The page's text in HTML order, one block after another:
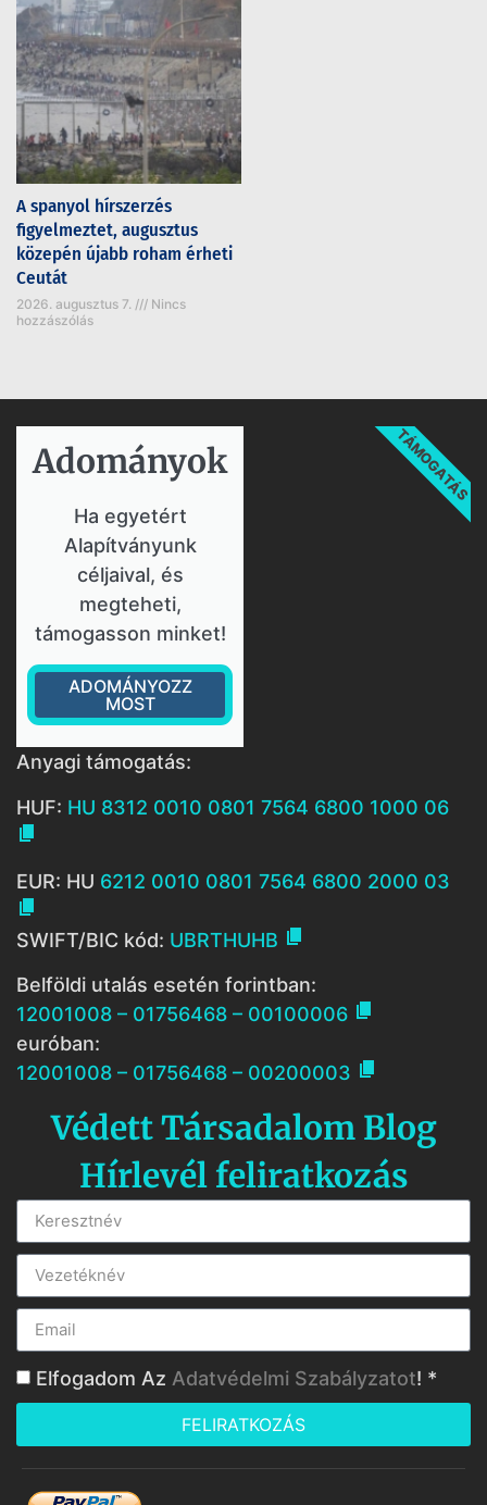
A spanyol hírszerzés
figyelmeztet, augusztus
közepén újabb roham érheti
Ceutát
2026. augusztus 7.
Nincs
hozzászólás
Adományok​
Ha egyetért
Alapítványunk
céljaival, és
megteheti,
támogasson minket!
ADOMÁNYOZZ
MOST
TÁMOGATÁS
Anyagi támogatás:
HUF: HU 8312 0010 0801 7564 6800 1000 06

EUR: HU 6212 0010 0801 7564 6800 2000 03

SWIFT/BIC kód: UBRTHUHB 
Belföldi utalás esetén forintban:
12001008 – 01756468 – 00100006 
euróban:
12001008 – 01756468 – 00200003 
Védett Társadalom Blog
Hírlevél feliratkozás
Elfogadom Az Adatvédelmi Szabályzatot! *
FELIRATKOZÁS